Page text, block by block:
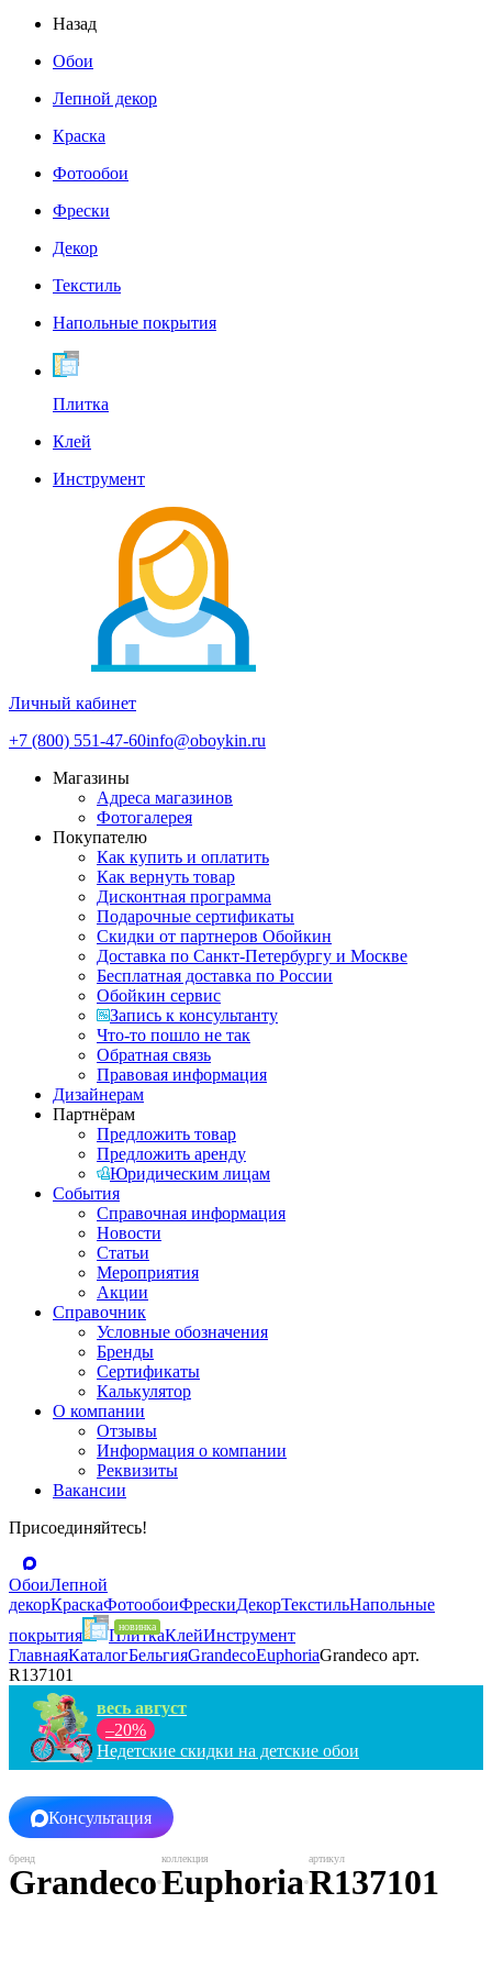
Назад
Обои
Лепной декор
Краска
Фотообои
Фрески
Декор
Текстиль
Напольные покрытия
Плитка
Клей
Инструмент
Личный кабинет
+7 (800) 551-47-60info@oboykin.ru
Магазины
Адреса магазинов
Фотогалерея
Покупателю
Как купить и оплатить
Как вернуть товар
Дисконтная программа
Подарочные сертификаты
Скидки от партнеров Обойкин
Доставка по Санкт-Петербургу и Москве
Бесплатная доставка по России
Обойкин сервис
Запись к консультанту
Что-то пошло не так
Обратная связь
Правовая информация
Дизайнерам
Партнёрам
Предложить товар
Предложить аренду
Юридическим лицам
События
Справочная информация
Новости
Статьи
Мероприятия
Акции
Справочник
Условные обозначения
Бренды
Сертификаты
Калькулятор
О компании
Отзывы
Информация о компании
Реквизиты
Вакансии
Присоединяйтесь!
ОбоиЛепной
декорКраскаФотообоиФрескиДекорТекстильНапольные
покрытия
ПлиткаКлейИнструмент
ГлавнаяКаталогБельгияGrandecoEuphoriaGrandeco арт.
R137101
весь август
–20%
Недетские скидки на детские обои
Консультация
GrandecoEuphoriaR137101